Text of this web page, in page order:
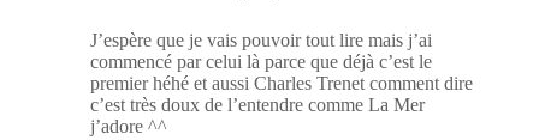
J’espère que je vais pouvoir tout lire mais j’ai
commencé par celui là parce que déjà c’est le
premier héhé et aussi Charles Trenet comment dire
c’est très doux de l’entendre comme La Mer
j’adore ^^